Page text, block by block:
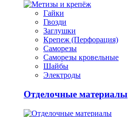
Гайки
Гвозди
Заглушки
Крепеж (Перфорация)
Саморезы
Саморезы кровельные
Шайбы
Электроды
Отделочные материалы